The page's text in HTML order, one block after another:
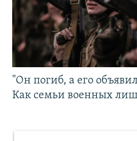
"Он погиб, а его
Как семьи военных